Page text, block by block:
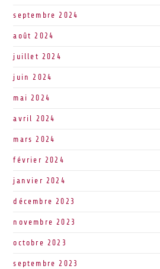
septembre 2024
août 2024
juillet 2024
juin 2024
mai 2024
avril 2024
mars 2024
février 2024
janvier 2024
décembre 2023
novembre 2023
octobre 2023
septembre 2023